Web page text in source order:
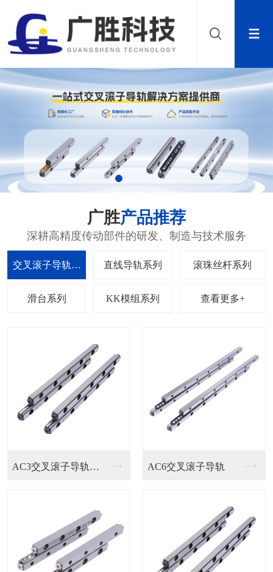
广胜产品推荐
深耕高精度传动部件的研发、制造与技术服务
交叉滚子导轨系
列
直线导轨系列 滚珠丝杆系列
滑台系列 KK模组系列 查看更多+
叉滚子导轨 EGH15SA直线导... HGH/